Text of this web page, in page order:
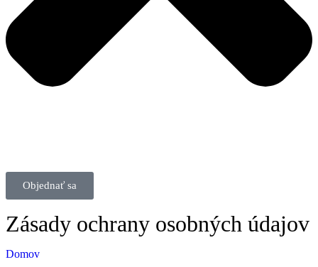
Objednať sa
Zásady ochrany osobných údajov
Domov